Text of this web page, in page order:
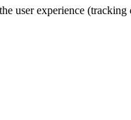
user experience